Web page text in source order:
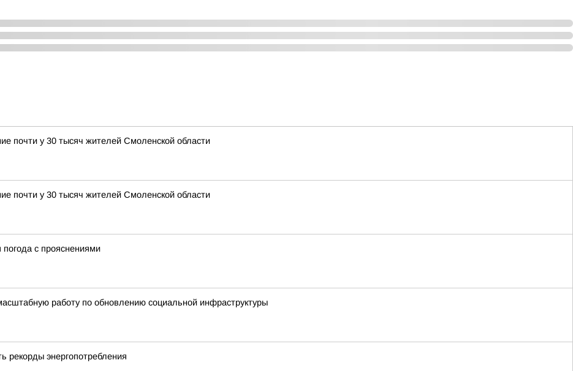
почти у 30 тысяч жителей Смоленской области
почти у 30 тысяч жителей Смоленской области
погода с прояснениями
работу по обновлению социальной инфраструктуры
рекорды энергопотребления